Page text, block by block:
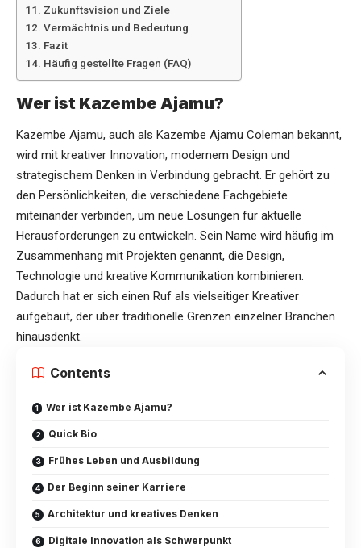
Zukunftsvision und Ziele
Vermächtnis und Bedeutung
Fazit
Häufig gestellte Fragen (FAQ)
Wer ist Kazembe Ajamu?
Kazembe Ajamu, auch als Kazembe Ajamu Coleman bekannt,
wird mit kreativer Innovation, modernem Design und
strategischem Denken in Verbindung gebracht. Er gehört zu
den Persönlichkeiten, die verschiedene Fachgebiete
miteinander verbinden, um neue Lösungen für aktuelle
Herausforderungen zu entwickeln. Sein Name wird häufig im
Zusammenhang mit Projekten genannt, die Design,
Technologie und kreative Kommunikation kombinieren.
Dadurch hat er sich einen Ruf als vielseitiger Kreativer
aufgebaut, der über traditionelle Grenzen einzelner Branchen
hinausdenkt.
Contents
Wer ist Kazembe Ajamu?
Quick Bio
Frühes Leben und Ausbildung
Der Beginn seiner Karriere
Architektur und kreatives Denken
Digitale Innovation als Schwerpunkt